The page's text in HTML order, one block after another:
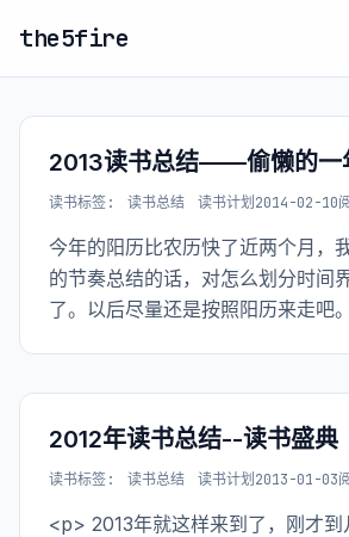
the5fire
2013读书总结——偷懒的一
读书标签: 读书总结 读书计划 2014-02-10
今年的阳历比农历快了近两个月，
的节奏总结的话，对怎么划分时间
了。以后尽量还是按照阳历来走吧
2012年读书总结--读书盛典
读书标签: 读书总结 读书计划 2013-01-03
<p> 2013年就这样来到了，刚才到